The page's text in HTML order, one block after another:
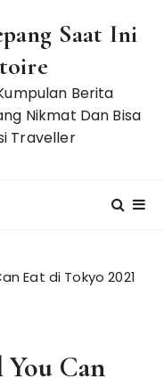
Saat Ini
Berita
Nikmat Dan Bisa
Traveller
Eat di Tokyo 2021
Can